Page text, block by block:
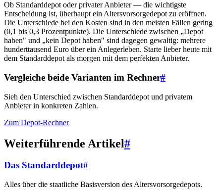
Ob Standarddepot oder privater Anbieter — die wichtigste
Entscheidung ist, überhaupt ein Altersvorsorgedepot zu eröffnen.
Die Unterschiede bei den Kosten sind in den meisten Fällen gering
(0,1 bis 0,3 Prozentpunkte). Die Unterschiede zwischen „Depot
haben" und „kein Depot haben" sind dagegen gewaltig: mehrere
hunderttausend Euro über ein Anlegerleben. Starte lieber heute mit
dem Standarddepot als morgen mit dem perfekten Anbieter.
Vergleiche beide Varianten im Rechner#
Sieh den Unterschied zwischen Standarddepot und privatem
Anbieter in konkreten Zahlen.
Zum Depot-Rechner
Weiterführende Artikel#
Das Standarddepot#
Alles über die staatliche Basisversion des Altersvorsorgedepots.